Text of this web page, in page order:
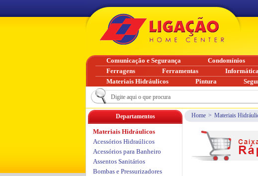
Home > Materiais
Departamentos
Materiais Hidráulicos
Acessórios Hidraúlicos
Acessórios para Banheiro
Assentos Sanitários
Bombas e Pressurizadores
Comunicação e Segurança Condomínios
Ferragens
Ferramentas
Materiais Hidráulicos
Pintura